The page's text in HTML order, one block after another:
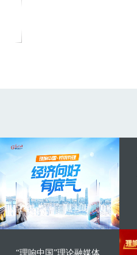
“理响中国”理论融媒体